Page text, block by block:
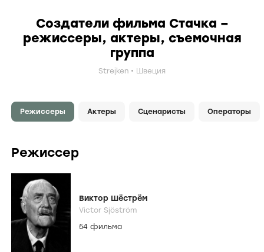
Создатели фильма Стачка –
режиссеры, актеры, съемочная
группа
Strejken Швеция
Режиссеры Актеры Сценаристы Операторы
Режиссер
Виктор Шёстрём
Victor Sjöström
54 фильма